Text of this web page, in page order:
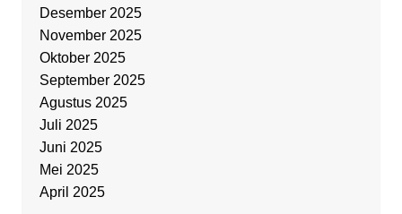
Desember 2025
November 2025
Oktober 2025
September 2025
Agustus 2025
Juli 2025
Juni 2025
Mei 2025
April 2025